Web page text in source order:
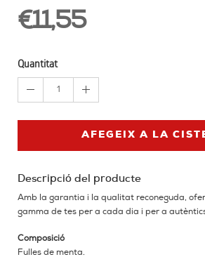
€11,55
Quantitat
1
AFEGEIX A LA
Descripció del producte
Amb la garantia i la qualitat reconeguda,
gamma de tes per a cada dia i per a
Composició
Fulles de menta.